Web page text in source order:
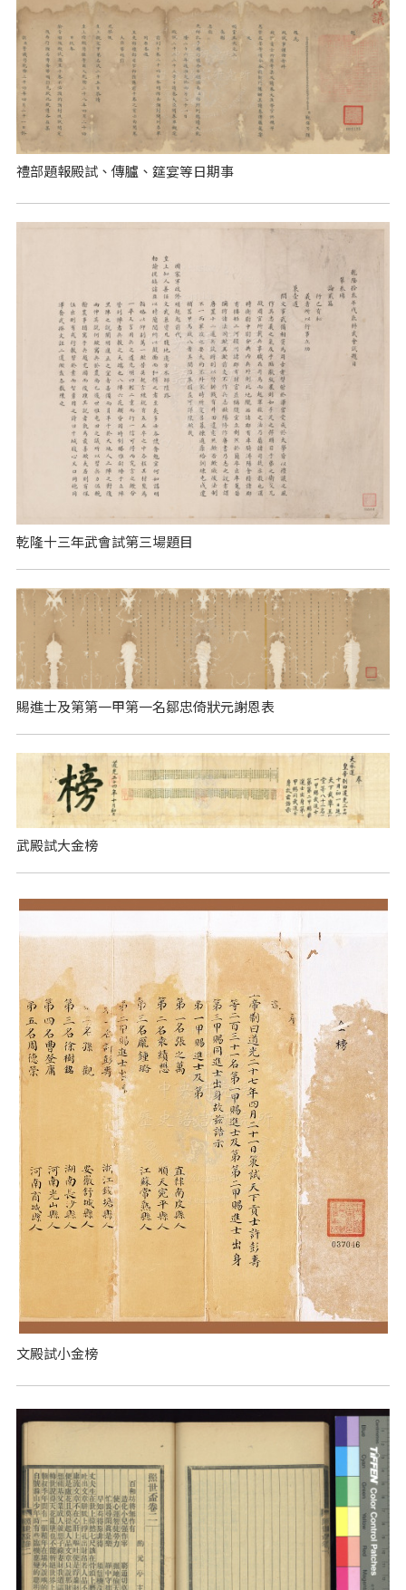
禮部題報殿試、傳臚、筵宴等日期事
乾隆十三年武會試第三場題目
賜進士及第第一甲第一名鄒忠倚狀元謝恩表
武殿試大金榜
文殿試小金榜